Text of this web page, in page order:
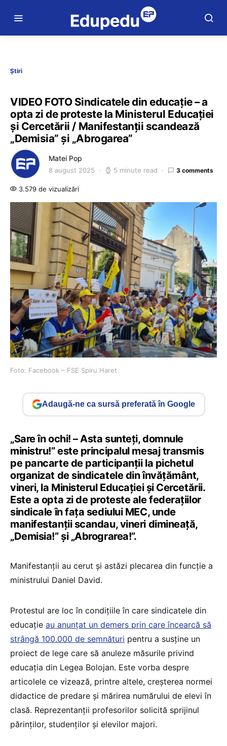
Știri
VIDEO FOTO Sindicatele din educație – a
opta zi de proteste la Ministerul Educației
și Cercetării / Manifestanții scandează
„Demisia” și „Abrogarea”
Matei Pop
8 august 2025 5 minute read 3 comments
3.579 de vizualizări
Foto: Facebook – FSE Spiru Haret
Adaugă-ne ca sursă preferată în Google
„Sare în ochi! – Asta sunteți, domnule
ministru!” este principalul mesaj transmis
pe pancarte de participanții la pichetul
organizat de sindicatele din învățământ,
vineri, la Ministerul Educației și Cercetării.
Este a opta zi de proteste ale federațiilor
sindicale în fața sediului MEC, unde
manifestanții scandau, vineri dimineață,
„Demisia!” și „Abrograrea!”.
Manifestanții au cerut și astăzi plecarea din funcție a
ministrului Daniel David.
Protestul are loc în condițiile în care sindicatele din
educație au anunțat un demers prin care încearcă să
strângă 100.000 de semnături pentru a susține un
proiect de lege care să anuleze măsurile privind
educația din Legea Bolojan. Este vorba despre
articolele ce vizează, printre altele, creșterea normei
didactice de predare și mărirea numărului de elevi în
clasă. Reprezentanții profesorilor solicită sprijinul
părinților, studenților și elevilor majori.